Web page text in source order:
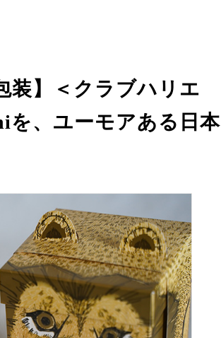
装】＜クラブハリエ
を、ユーモアある日本